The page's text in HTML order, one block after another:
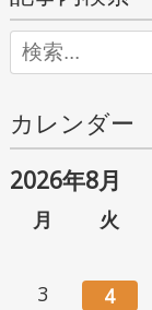
カレンダー
2026年8月
月 火
3
4